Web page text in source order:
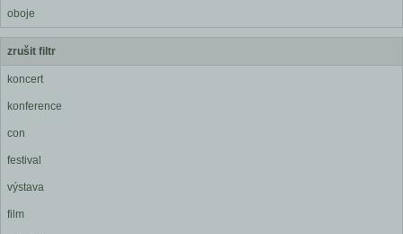
oboje
zrušit filtr
koncert
konference
con
festival
výstava
film